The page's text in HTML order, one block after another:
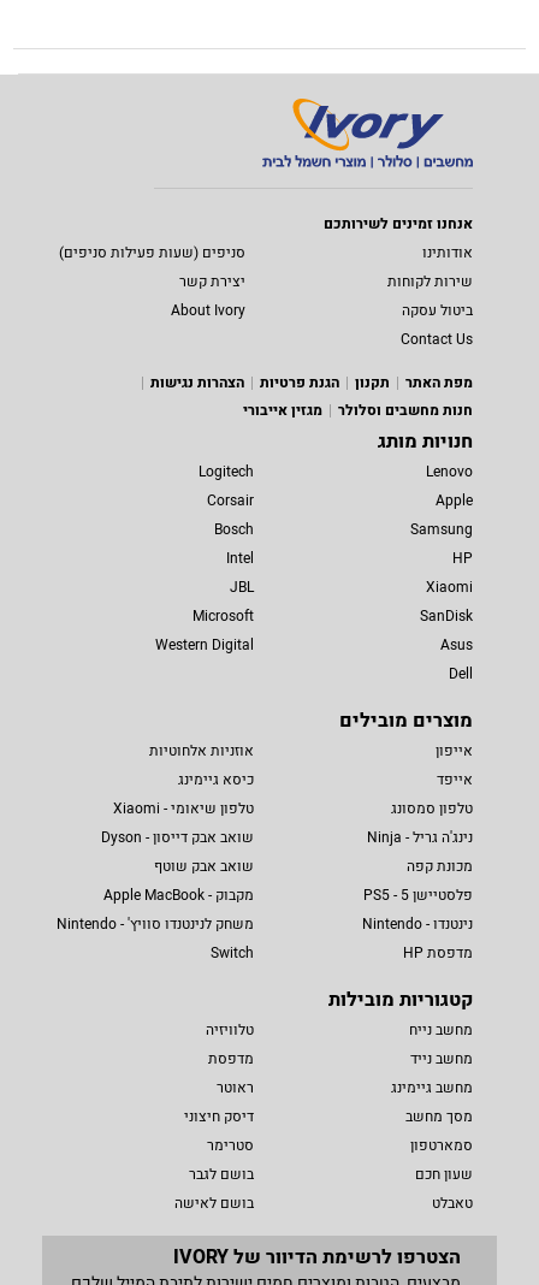
אנחנו זמינים לשירותכם
אודותינו
סניפים (שעות פעילות סניפים)
שירות לקוחות
יצירת קשר
ביטול עסקה
About Ivory
Contact Us
מפת האתר
תקנון הגנת פרטיות
הצהרות נגישות
חנות מחשבים וסלולר
מגזין אייבורי
חנויות מותג
Lenovo
Apple
Samsung
HP
Xiaomi
SanDisk
Asus
Dell
Logitech
Corsair
Bosch
Intel
JBL
Microsoft
Western Digital
מוצרים מובילים
אייפון
אייפד
טלפון סמסונג
נינג'ה גריל - Ninja
מכונת קפה
פלסטיישן 5 - PS5
נינטנדו - Nintendo
מדפסת HP
אוזניות אלחוטיות
כיסא גיימינג
טלפון שיאומי - Xiaomi
שואב אבק דייסון - Dyson
שואב אבק שוטף
מקבוק - Apple MacBook
משחק לנינטנדו סוויץ' - Nintendo
Switch
קטגוריות מובילות
מחשב נייח
מחשב נייד
מחשב גיימינג
מסך מחשב
סמארטפון
שעון חכם
טאבלט
טלוויזיה
מדפסת
ראוטר
דיסק חיצוני
סטרימר
בושם לגבר
בושם לאישה
הצטרפו לרשימת הדיוור של IVORY